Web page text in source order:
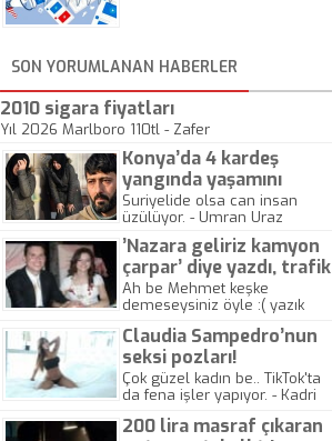
SON YORUMLANAN HABERLER
2010 sigara fiyatları
Yıl 2026 Marlboro 110tl - Zafer
Konya’da 4 kardeş
yangında yaşamını
yitirdi
Suriyelide olsa can insan
üzülüyor. - Umran Uraz
’Nazara geliriz kamyon
çarpar’ diye yazdı, trafik
kazasında öldü!
Ah be Mehmet keşke
demeseysiniz öyle :( yazık
Claudia Sampedro’nun
seksi pozları!
Çok güzel kadın be.. TikTok'ta
da fena işler yapıyor. - Kadri
200 lira masraf çıkaran